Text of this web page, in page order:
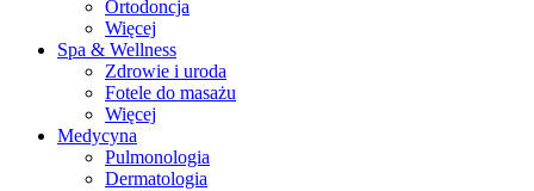
Ortodoncja
Więcej
Spa & Wellness
Zdrowie i uroda
Fotele do masażu
Więcej
Medycyna
Pulmonologia
Dermatologia